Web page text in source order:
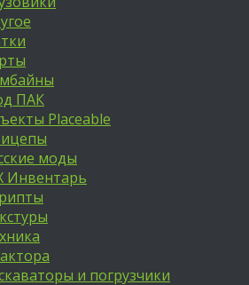
ПАК
Placeable
моды
Инвентарь
и погрузчики